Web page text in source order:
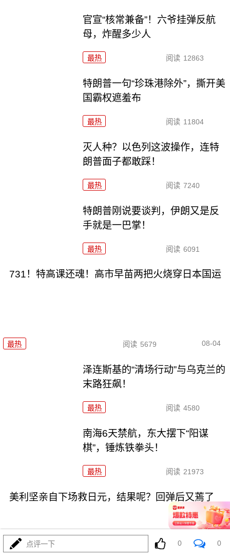
官宣“核常兼备”！六爷挂弹反航
母，炸醒多少人
最热 阅读 12863
特朗普一句“珍珠港除外”，撕开美
国霸权遮羞布
最热 阅读 11804
灭人种？以色列这波操作，连特
朗普面子都敢踩！
最热 阅读 7240
特朗普刚说要谈判，伊朗又是反
手就是一巴掌！
最热 阅读 6091
731！特高课还魂！高市早苗两把火烧穿日本国运
最热 阅读 5679 08-04
泽连斯基的“清场行动”与乌克兰的
末路狂飙！
最热 阅读 4580
南海6天禁航，东大摆下“阳谋
棋”，锤炼铁拳头！
最热 阅读 21973
美利坚亲自下场救日元，结果呢？回弹后又蔫了
点评一下 0 0